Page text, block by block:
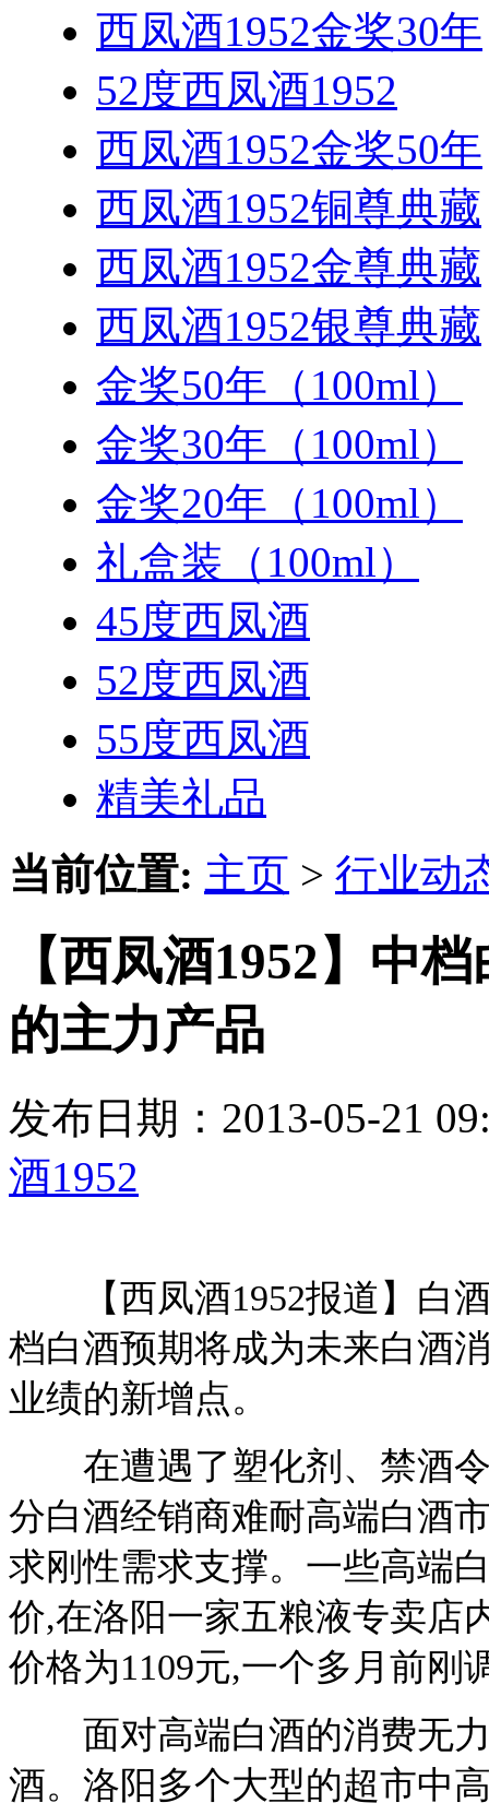
西凤酒1952金奖30年
52度西凤酒1952
西凤酒1952金奖50年
西凤酒1952铜尊典藏
西凤酒1952金尊典藏
西凤酒1952银尊典藏
金奖50年（100ml）
金奖30年（100ml）
金奖20年（100ml）
礼盒装（100ml）
45度西凤酒
52度西凤酒
55度西凤酒
精美礼品
当前位置: 主页 > 行业动
【西凤酒1952】中
的主力产品
发布日期：2013-05-21
酒1952
【西凤酒1952报道】白酒
档白酒预期将成为未来白酒
业绩的新增点。
在遭遇了塑化剂、禁酒令
分白酒经销商难耐高端白酒
求刚性需求支撑。一些高端
价,在洛阳一家五粮液专卖店
价格为1109元,一个多月前刚
面对高端白酒的消费无力
酒。洛阳多个大型的超市中